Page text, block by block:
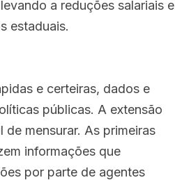
a reduções salariais e
estaduais.
e certeiras, dados e
públicas. A extensão
mensurar. As primeiras
informações que
por parte de agentes